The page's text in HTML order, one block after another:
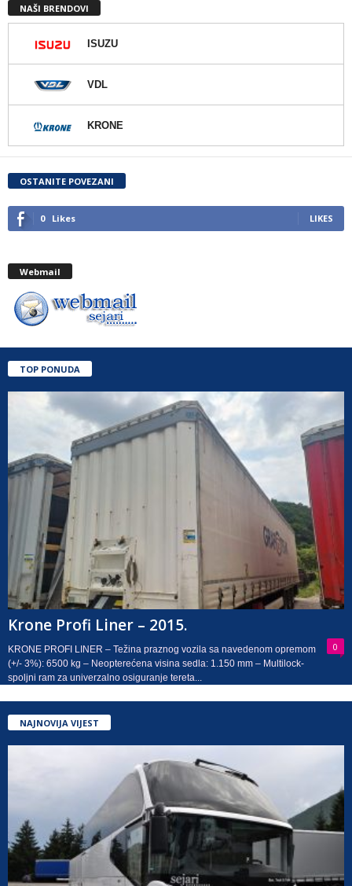
NAŠI BRENDOVI
ISUZU
VDL
KRONE
OSTANITE POVEZANI
0 Likes LIKES
Webmail
TOP PONUDA
Krone Profi Liner – 2015.
0
KRONE PROFI LINER – Težina praznog vozila sa navedenom opremom
(+/- 3%): 6500 kg – Neopterećena visina sedla: 1.150 mm – Multilock-
spoljni ram za univerzalno osiguranje tereta...
NAJNOVIJA VIJEST